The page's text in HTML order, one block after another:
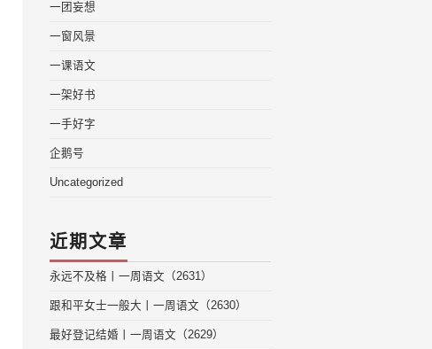
一团妄想
一窗风景
一课语文
一架好书
一手好字
企鹅号
Uncategorized
近期文章
永远不及格丨一周语文（2631）
跟和平女士一般大丨一周语文（2630）
最好登记结婚丨一周语文（2629）